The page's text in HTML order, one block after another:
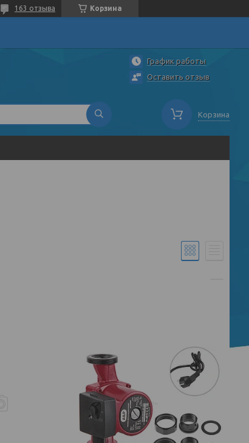
Корзина
163 отзыва
График работы
Оставить отзыв
Корзина